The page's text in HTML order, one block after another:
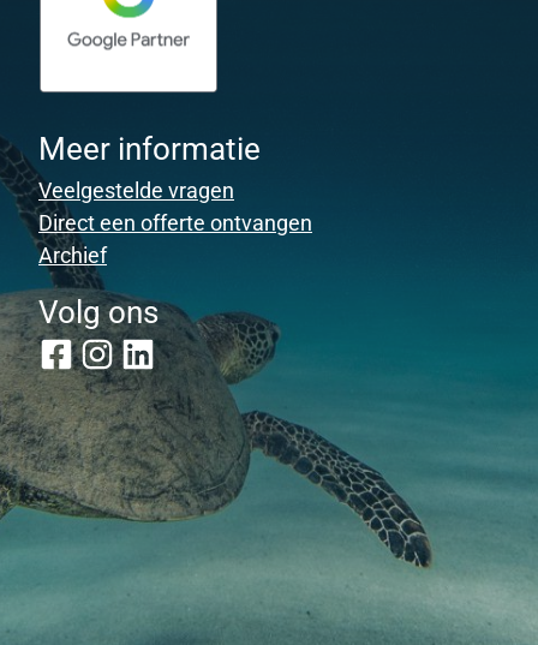
Meer informatie
Veelgestelde vragen
Direct een offerte ontvangen
Archief
Volg ons